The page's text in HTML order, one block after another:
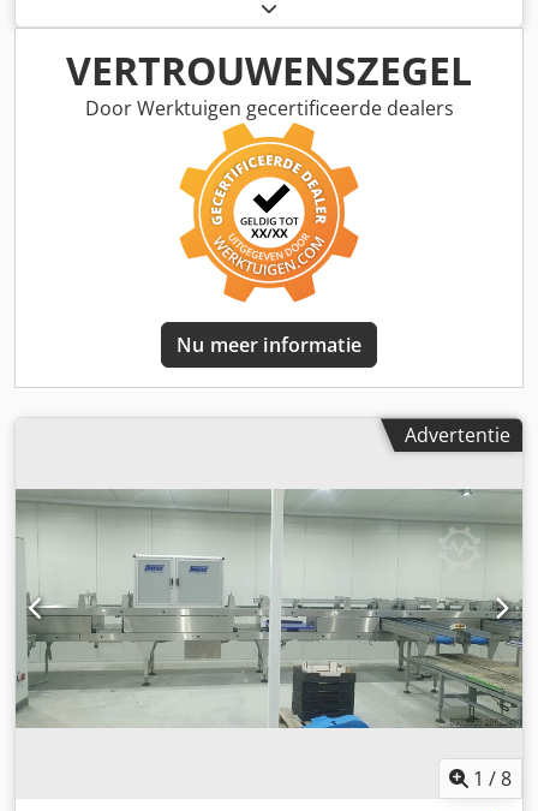
voor kunststoffen aan. Dodpfx Ahoyv Hzajpsck Deze
machine is ontworpen voor efficiënte scheiding van
gemengde kunststofmaterialen met behulp van
elektrostatische technologie. Ideaal voor recycling- en
industriële verwerkingsdoeleinden. Toestand: direct
inzetbaar Spanning: 400 V Frequentie: 50 Hz Type: EKS
1031-0 De machine verkeert in goede werkende staat.
Inspectie is mogelijk. Locatie: Litouwen Voor meer
informatie kunt u contact met ons opnemen.
VERTROUWENSZEGEL
Door Werktuigen gecertificeerde dealers
Nu meer informatie
Advertentie
1 /8